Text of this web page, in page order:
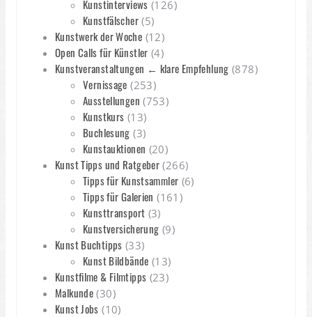
Kunstinterviews (126)
Kunstfälscher(5)
Kunstwerk der Woche (12)
Open Calls für Künstler (4)
Kunstveranstaltungen ← klare Empfehlung (878)
Vernissage (253)
Ausstellungen (753)
Kunstkurs (13)
Buchlesung (3)
Kunstauktionen (20)
Kunst Tipps und Ratgeber (266)
Tipps für Kunstsammler (6)
Tipps für Galerien (161)
Kunsttransport (3)
Kunstversicherung (9)
Kunst Buchtipps (33)
Kunst Bildbände (13)
Kunstfilme & Filmtipps (23)
Malkunde (30)
Kunst Jobs (10)